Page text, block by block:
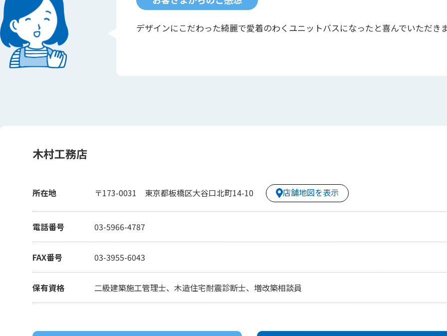
デザインにこだわった綺麗で愛着のわくユニットバスになったと喜んでいただき
木村工務店
所在地 〒173-0031 東京都板橋区大谷口北町14-10 店舗地図を表示
電話番号 03-5966-4787
FAX番号 03-3955-6043
保有資格 二級建築施工管理士、木造住宅耐震診断士、増改築相談員